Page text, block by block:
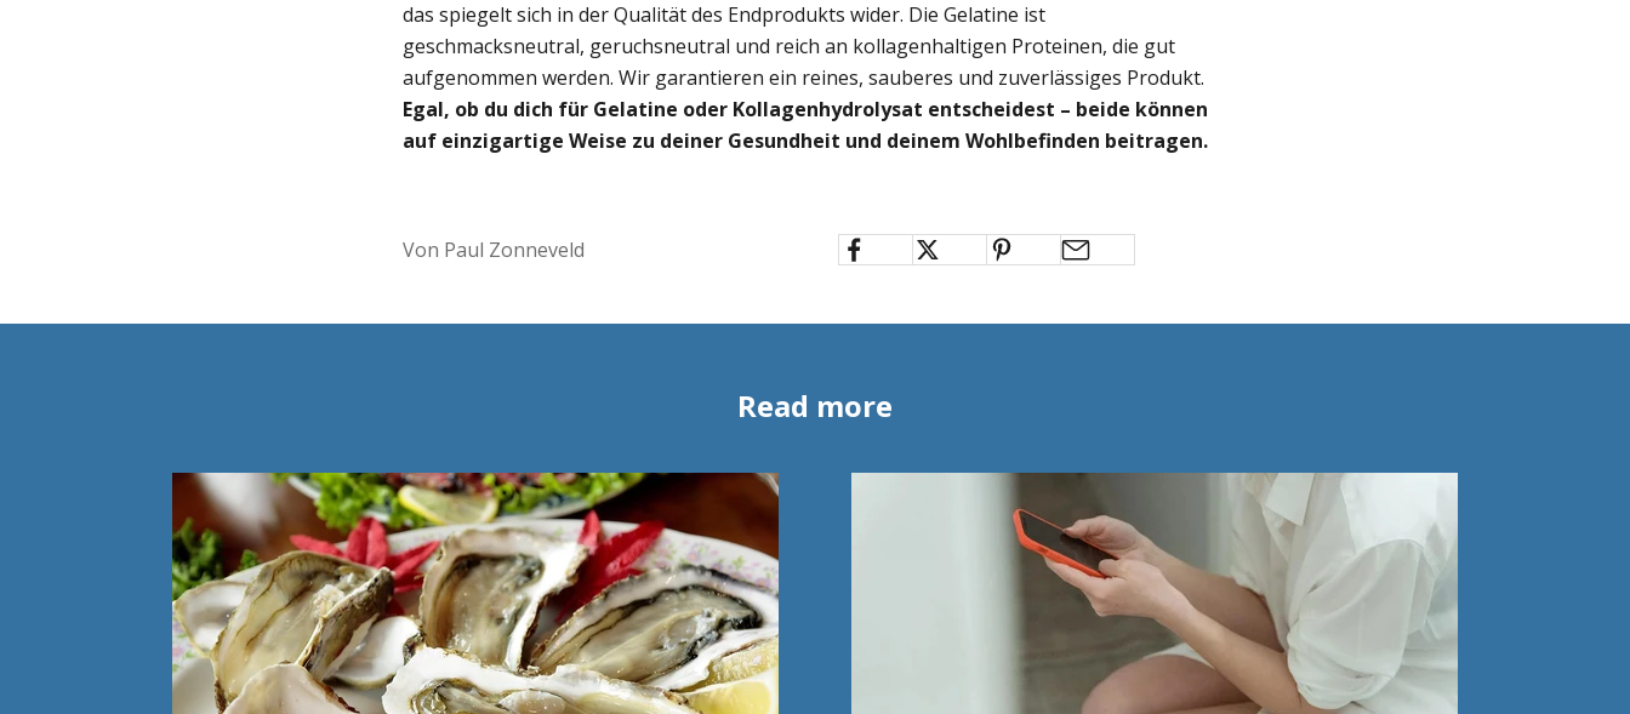
das spiegelt sich in der Qualität des Endprodukts wider. Die Gelatine ist
geschmacksneutral, geruchsneutral und reich an kollagenhaltigen Proteinen, die gut
aufgenommen werden. Wir garantieren ein reines, sauberes und zuverlässiges Produkt.
Egal, ob du dich für Gelatine oder Kollagenhydrolysat entscheidest – beide können
auf einzigartige Weise zu deiner Gesundheit und deinem Wohlbefinden beitragen.
Von Paul Zonneveld
Read more